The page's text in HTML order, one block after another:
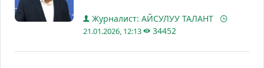
Журналист: АЙСУЛУУ ТАЛАНТ
21.01.2026, 12:13 34452